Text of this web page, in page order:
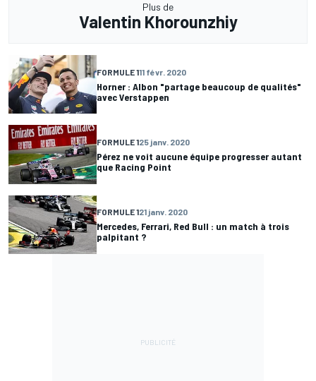
Plus de
Valentin Khorounzhiy
FORMULE 111 févr. 2020
Horner : Albon "partage beaucoup de qualités"
avec Verstappen
FORMULE 125 janv. 2020
Pérez ne voit aucune équipe progresser autant
que Racing Point
FORMULE 121 janv. 2020
Mercedes, Ferrari, Red Bull : un match à trois
palpitant ?